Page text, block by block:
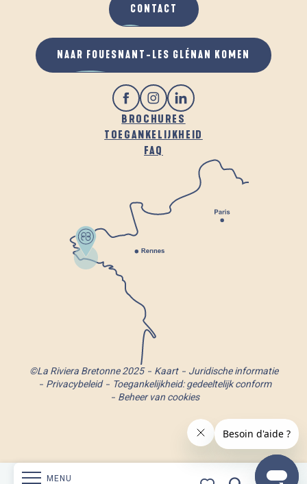
MENU
BROCHURES
TOEGANKELIJKHEID
FAQ
CONTACT
NAAR FOUESNANT-LES GLÉNAN KOMEN
©La Riviera Bretonne 2025 Kaart
Juridische informatie
Privacybeleid
Toegankelijkheid: gedeeltelijk conform
Beheer van cookies